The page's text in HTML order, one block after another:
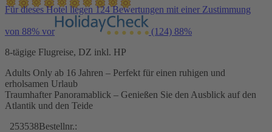
Für dieses Hotel liegen 124 Bewertungen mit einer Zustimmung
von 88% vor (124) 88%
8-tägige Flugreise, DZ inkl. HP
Adults Only ab 16 Jahren – Perfekt für einen ruhigen und
erholsamen Urlaub
Traumhafter Panoramablick – Genießen Sie den Ausblick auf den
Atlantik und den Teide
253538Bestellnr.: